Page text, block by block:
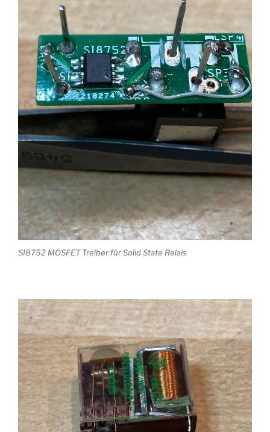
SI8752 MOSFET Treiber für Solid State Relais